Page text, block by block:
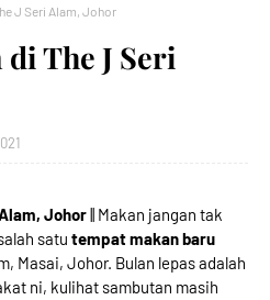
J Seri Alam, Johor
The J Seri
Johor|| Makan jangan tak
satu tempat makan baru
Masai, Johor. Bulan lepas adalah
ni, kulihat sambutan masih